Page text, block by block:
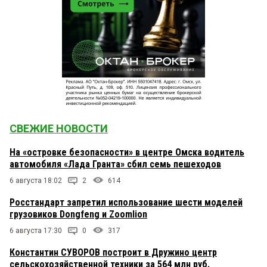
СВЕЖИЕ НОВОСТИ
На «островке безопасности» в центре Омска водитель
автомобиля «Лада Гранта» сбил семь пешеходов
6 августа 18:02 2 614
Росстандарт запретил использование шести моделей
грузовиков Dongfeng и Zoomlion
6 августа 17:30 0 317
Константин СУВОРОВ построит в Дружино центр
сельскохозяйственной техники за 564 млн руб.